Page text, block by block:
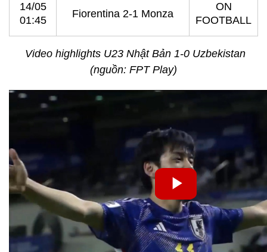
14/05
01:45
Fiorentina 2-1 Monza
ON
FOOTBALL
Video highlights U23 Nhật Bản 1-0 Uzbekistan
(nguồn: FPT Play)